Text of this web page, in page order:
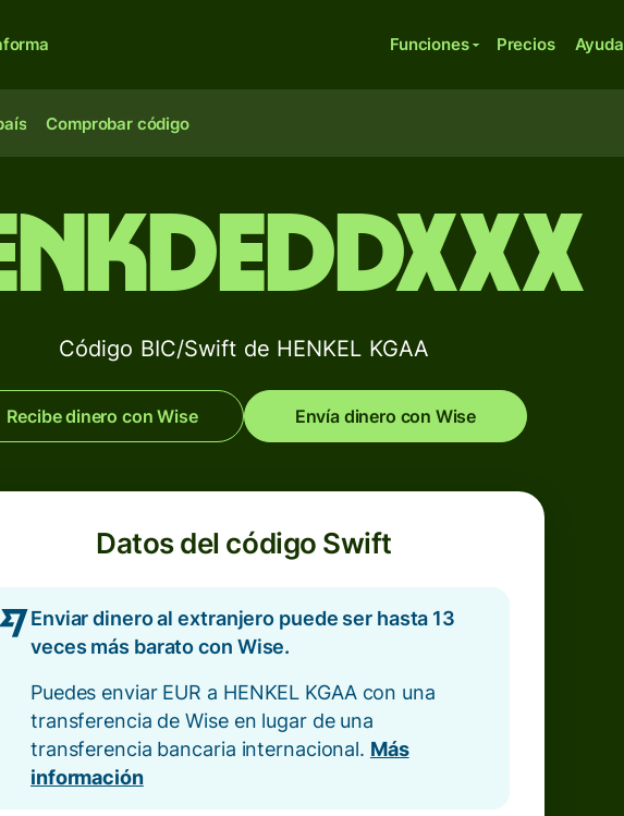
Funciones Precios Ayuda
Comprobar código
Código BIC/Swift de HENKEL KGAA
Recibe dinero con Wise Envía dinero con Wise
Datos del código Swift
Enviar dinero al extranjero puede ser hasta 13
veces más barato con Wise.
Puedes enviar EUR a HENKEL KGAA con una
transferencia de Wise en lugar de una
transferencia bancaria internacional. Más
información